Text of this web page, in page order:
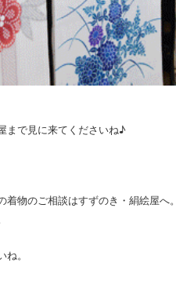
まで見に来てくださいね♪
物のご相談はすずのき・絹絵屋へ。
ね。